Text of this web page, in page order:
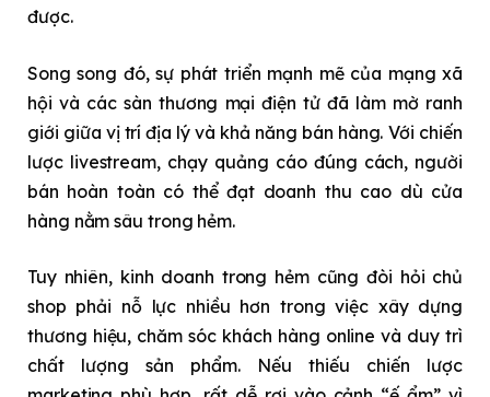
được.
Song song đó, sự phát triển mạnh mẽ của mạng xã
hội và các sàn thương mại điện tử đã làm mờ ranh
giới giữa vị trí địa lý và khả năng bán hàng. Với chiến
lược livestream, chạy quảng cáo đúng cách, người
bán hoàn toàn có thể đạt doanh thu cao dù cửa
hàng nằm sâu trong hẻm.
Tuy nhiên, kinh doanh trong hẻm cũng đòi hỏi chủ
shop phải nỗ lực nhiều hơn trong việc xây dựng
thương hiệu, chăm sóc khách hàng online và duy trì
chất lượng sản phẩm. Nếu thiếu chiến lược